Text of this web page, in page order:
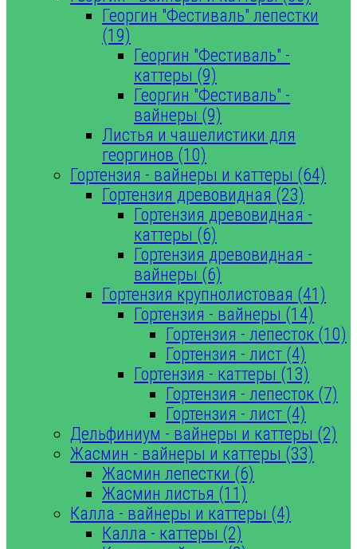
Георгин "Фестиваль" лепестки
(19)
Георгин "Фестиваль" -
каттеры (9)
Георгин "Фестиваль" -
вайнеры (9)
Листья и чашелистики для
георгинов (10)
Гортензия - вайнеры и каттеры (64)
Гортензия древовидная (23)
Гортензия древовидная -
каттеры (6)
Гортензия древовидная -
вайнеры (6)
Гортензия крупнолистовая (41)
Гортензия - вайнеры (14)
Гортензия - лепесток (10)
Гортензия - лист (4)
Гортензия - каттеры (13)
Гортензия - лепесток (7)
Гортензия - лист (4)
Дельфиниум - вайнеры и каттеры (2)
Жасмин - вайнеры и каттеры (33)
Жасмин лепестки (6)
Жасмин листья (11)
Калла - вайнеры и каттеры (4)
Калла - каттеры (2)